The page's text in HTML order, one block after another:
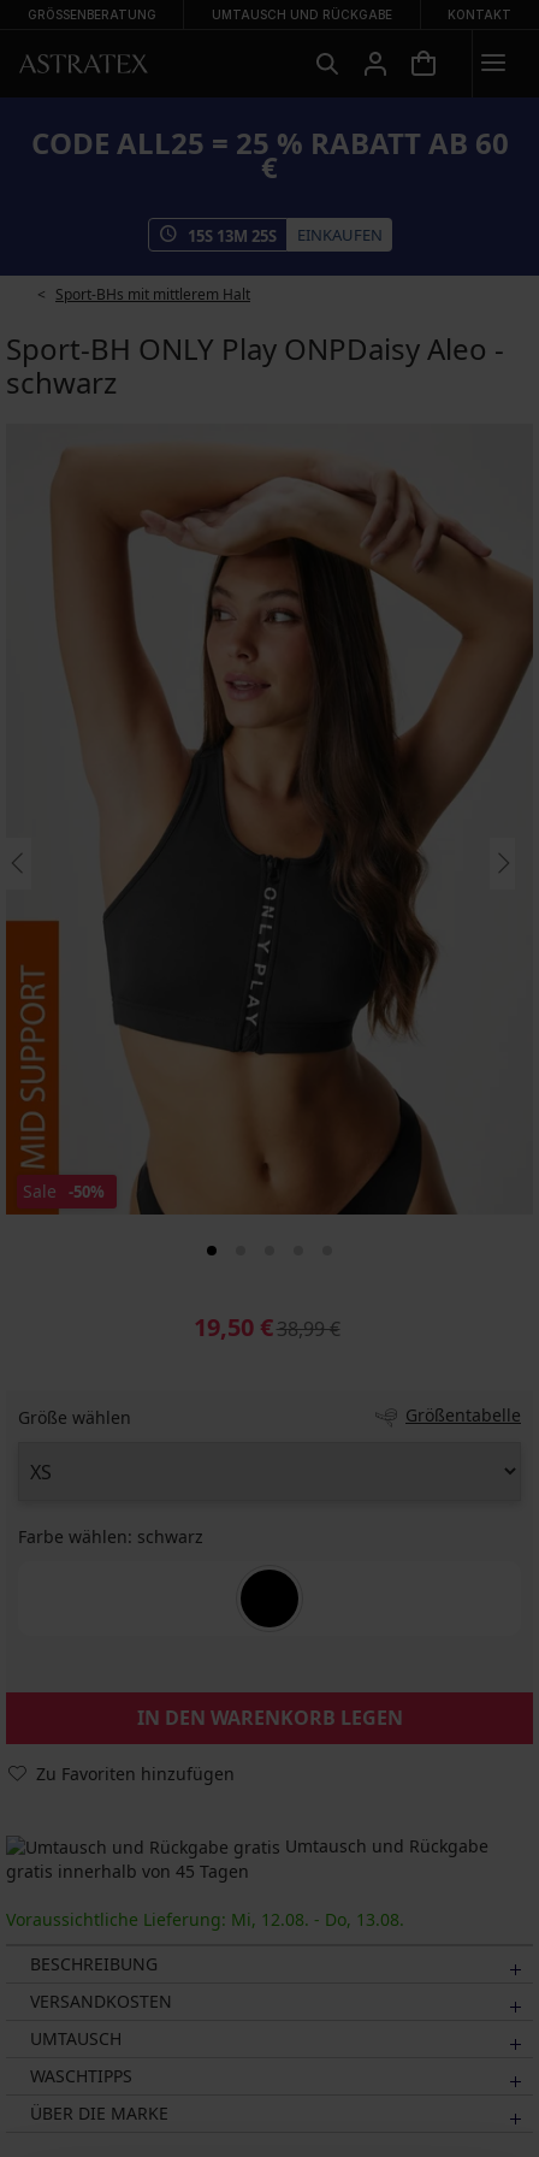
GRÖSSENBERATUNG UMTAUSCH UND RÜCKGABE KONTAKT
CODE ALL25 = 25 % RABATT AB 60
€
15S 13M 25S EINKAUFEN
Sport-BHs mit mittlerem Halt
Sport-BH ONLY Play ONPDaisy Aleo -
schwarz
Sale -50%
19,50 €38,99 €
Größe wählen Größentabelle
Farbe wählen: schwarz
IN DEN WARENKORB LEGEN
Zu Favoriten hinzufügen
Umtausch und Rückgabe
gratis innerhalb von 45 Tagen
Voraussichtliche Lieferung: Mi, 12.08. - Do, 13.08.
BESCHREIBUNG
VERSANDKOSTEN
UMTAUSCH
WASCHTIPPS
ÜBER DIE MARKE